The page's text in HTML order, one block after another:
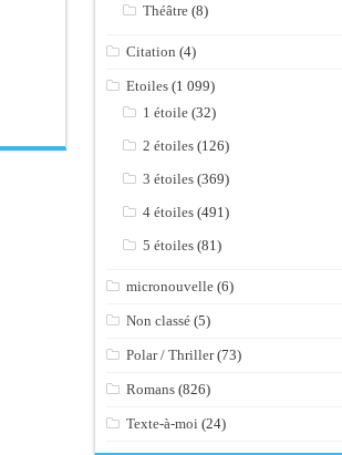
Théâtre (8)
Citation (4)
Etoiles (1 099)
1 étoile (32)
2 étoiles (126)
3 étoiles (369)
4 étoiles (491)
5 étoiles (81)
micronouvelle (6)
Non classé (5)
Polar / Thriller(73)
Romans (826)
Texte-à-moi (24)